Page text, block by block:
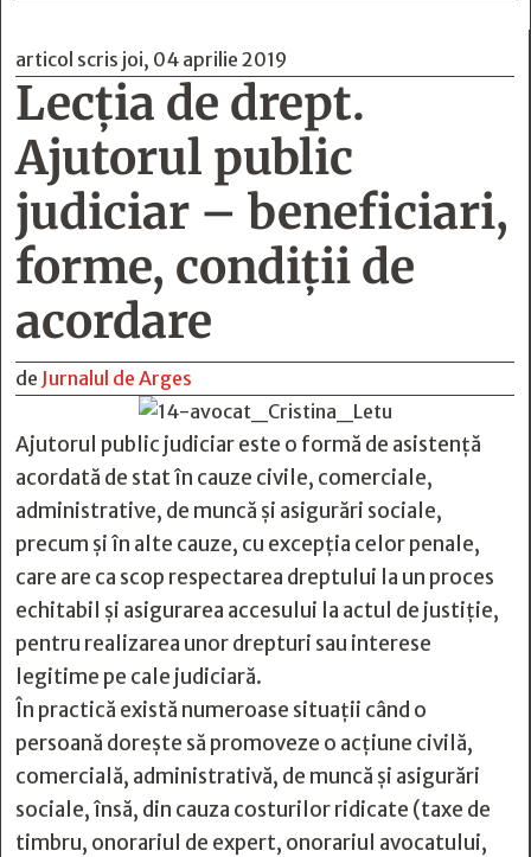
articol scris joi, 04 aprilie 2019
Lecţia de drept.
Ajutorul public
judiciar – beneficiari,
forme, condiţii de
acordare
de Jurnalul de Arges
Ajutorul public judiciar este o formă de asistență
acordată de stat în cauze civile, comerciale,
administrative, de muncă și asigurări sociale,
precum și în alte cauze, cu excepția celor penale,
care are ca scop respectarea dreptului la un proces
echitabil și asigurarea accesului la actul de justiție,
pentru realizarea unor drepturi sau interese
legitime pe cale judiciară.
În practică există numeroase situații când o
persoană dorește să promoveze o acțiune civilă,
comercială, administrativă, de muncă și asigurări
sociale, însă, din cauza costurilor ridicate (taxe de
timbru, onorariul de expert, onorariul avocatului,